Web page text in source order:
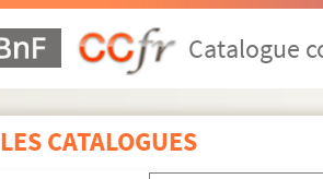
Catalogue
LES CATALOGUES